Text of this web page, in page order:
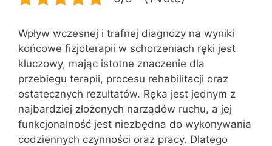
Wpływ wczesnej i trafnej diagnozy na wyniki
końcowe fizjoterapii w schorzeniach ręki jest
kluczowy, mając istotne znaczenie dla
przebiegu terapii, procesu rehabilitacji oraz
ostatecznych rezultatów. Ręka jest jednym z
najbardziej złożonych narządów ruchu, a jej
funkcjonalność jest niezbędna do wykonywania
codziennych czynności oraz pracy. Dlatego